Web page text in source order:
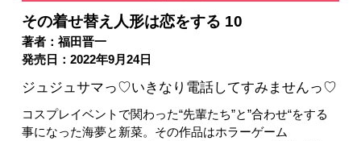
その着せ替え人形は恋をする 10
著者：福田晋一
発売日：2022年9月24日
ジュジュサマっ♡いきなり電話してすみませんっ♡
コスプレイベントで関わった“先輩たち”と”合わせ“をする
事になった海夢と新菜。その作品はホラーゲーム